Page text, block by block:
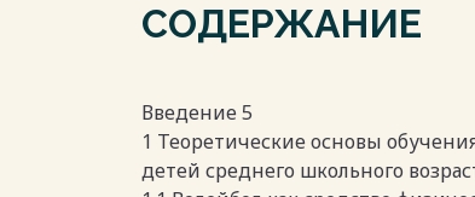
СОДЕРЖАНИЕ
Введение 5
1 Теоретические основы
детей среднего школьного